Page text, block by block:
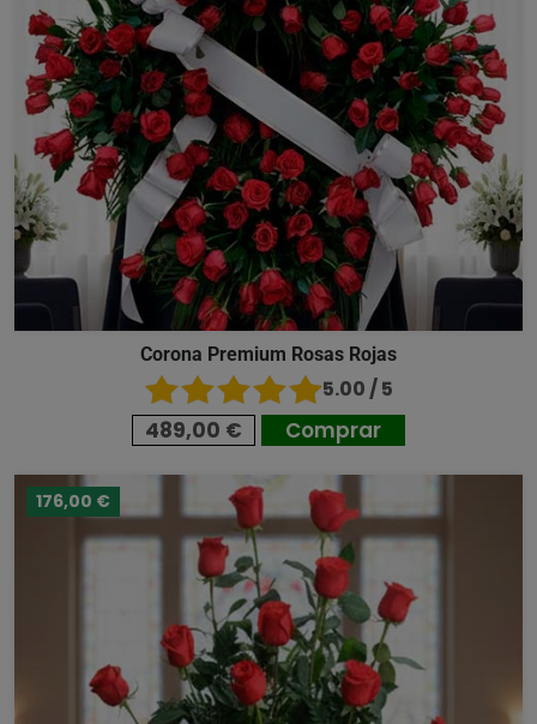
Corona Premium Rosas Rojas
5.00 / 5
489,00 € Comprar
176,00 €